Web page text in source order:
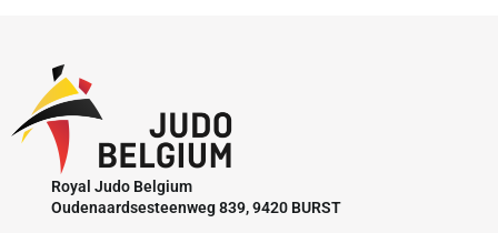
Royal Judo Belgium
Oudenaardsesteenweg 839, 9420 BURST